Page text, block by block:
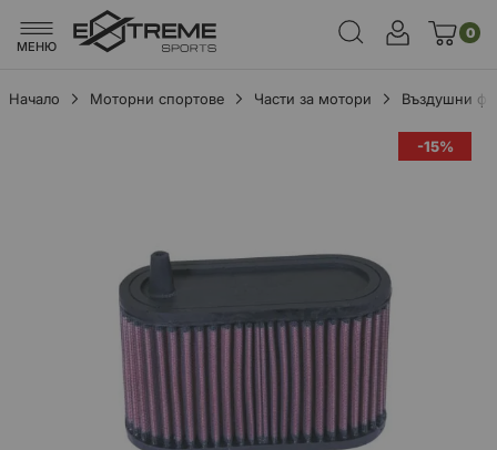
МЕНЮ
0
Начало Моторни спортове Части за мотори Въздушни
-15%